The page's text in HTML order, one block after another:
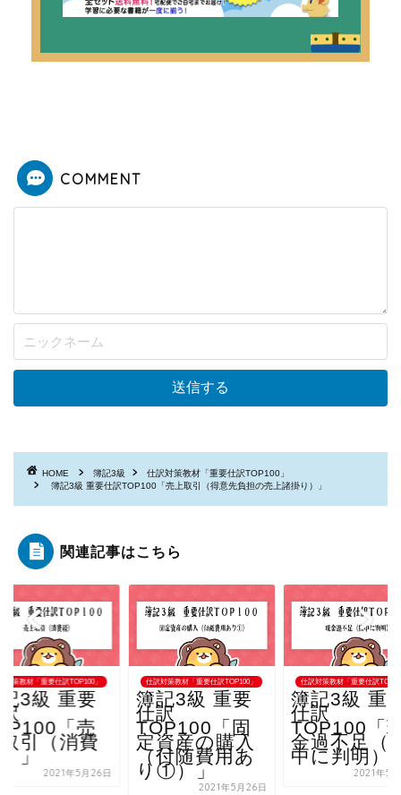
COMMENT
HOME 簿記3級
仕訳対策教材「重要仕訳TOP100」
簿記3級 重要仕訳TOP100「売上取引（得意先負担の売上諸掛り）」
関連記事はこちら
対策教材「重要仕訳TOP100」
3級 重要
「売
引（消費
」
2021年5月26日
仕訳対策教材「重要仕訳TOP100」
簿記3級 重要
仕訳
TOP100「固
定資産の購入
（付随費用あ
り①）」
2021年5月26日
仕訳対策教材「重要仕訳
簿記3級 重
仕訳
TOP100「
金過不足（
中に判明）
2021年5